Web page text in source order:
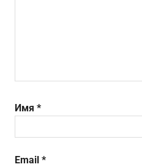
Имя *
Email *